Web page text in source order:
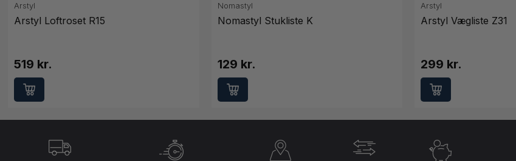
Arstyl
Arstyl Loftroset R15
519 kr.
Nomastyl
Nomastyl Stukliste K
129 kr.
Arstyl
Arstyl Vægliste Z31
299 kr.